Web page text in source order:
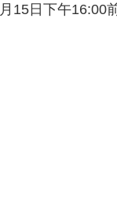
月 15日下午16:00